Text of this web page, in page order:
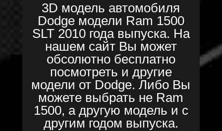
3D модель автомобиля
Dodge модели Ram 1500
SLT 2010 года выпуска. На
нашем сайт Вы может
обсолютно бесплатно
посмотреть и другие
модели от Dodge. Либо Вы
можете выбрать не Ram
1500, а другую модель и с
другим годом выпуска.